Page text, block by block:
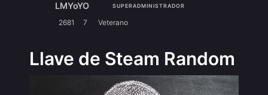
LMYoYO SUPERADMINISTRADOR
2681 7 Veterano
Llave de Steam Random